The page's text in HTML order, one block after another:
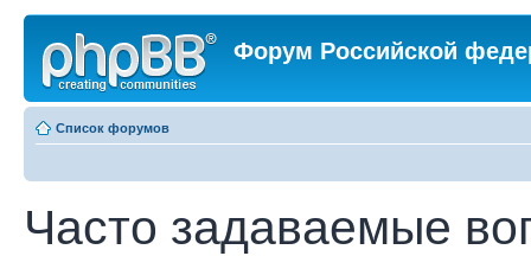
Форум Российской
Список форумов
Часто задаваемые